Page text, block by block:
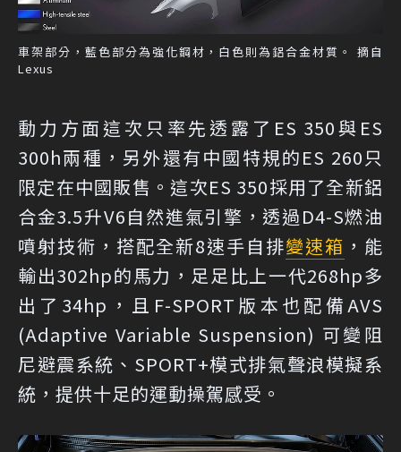
車架部分，藍色部分為強化鋼材，白色則為鋁合金材質。 摘自
Lexus
動力方面這次只率先透露了ES 350與ES
300h兩種，另外還有中國特規的ES 260只
限定在中國販售。這次ES 350採用了全新鋁
合金3.5升V6自然進氣引擎，透過D4-S燃油
噴射技術，搭配全新8速手自排變速箱 ，能
輸出302hp的馬力，足足比上一代268hp多
出了34hp，且F-SPORT版本也配備AVS
(Adaptive Variable Suspension) 可變阻
尼避震系統、SPORT+模式排氣聲浪模擬系
統，提供十足的運動操駕感受。